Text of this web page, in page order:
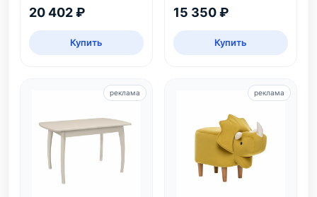
20 402 ₽
Купить
15 350 ₽
Купить
реклама реклама